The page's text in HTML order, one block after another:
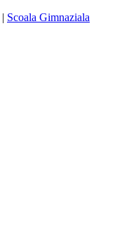
| Scoala Gimnaziala